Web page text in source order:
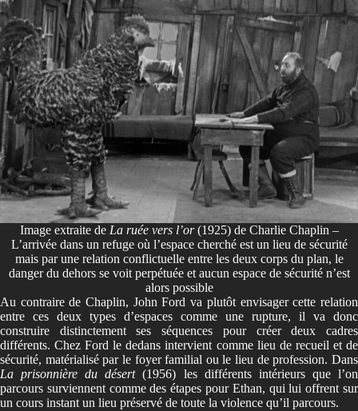
Image extraite de La ruée vers l’or(1925) de Charlie Chaplin –
L’arrivée dans un refuge où l’espace cherché est un lieu de sécurité
mais par une relation conflictuelle entre les deux corps du plan, le
danger du dehors se voit perpétuée et aucun espace de sécurité n’est
alors possible
Au contraire de Chaplin, John Ford va plutôt envisager cette relation
entre ces deux types d’espaces comme une rupture, il va donc
construire distinctement ses séquences pour créer deux cadres
différents. Chez Ford le dedans intervient comme lieu de recueil et de
sécurité, matérialisé par le foyer familial ou le lieu de profession. Dans
La prisonnière du désert(1956) les différents intérieurs que l’on
parcours surviennent comme des étapes pour Ethan, qui lui offrent sur
un cours instant un lieu préservé de toute la violence qu’il parcours.